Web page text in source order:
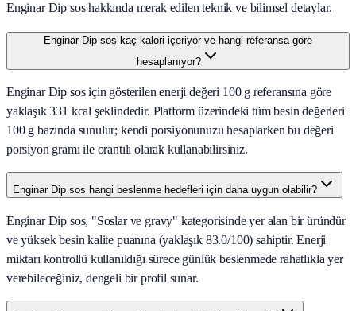
Enginar Dip sos hakkında merak edilen teknik ve bilimsel detaylar.
Enginar Dip sos kaç kalori içeriyor ve hangi referansa göre
hesaplanıyor?
Enginar Dip sos için gösterilen enerji değeri 100 g referansına göre
yaklaşık 331 kcal şeklindedir. Platform üzerindeki tüm besin değerleri
100 g bazında sunulur; kendi porsiyonunuzu hesaplarken bu değeri
porsiyon gramı ile orantılı olarak kullanabilirsiniz.
Enginar Dip sos hangi beslenme hedefleri için daha uygun olabilir?
Enginar Dip sos, "Soslar ve gravy" kategorisinde yer alan bir üründür
ve yüksek besin kalite puanına (yaklaşık 83.0/100) sahiptir. Enerji
miktarı kontrollü kullanıldığı sürece günlük beslenmede rahatlıkla yer
verebileceğiniz, dengeli bir profil sunar.